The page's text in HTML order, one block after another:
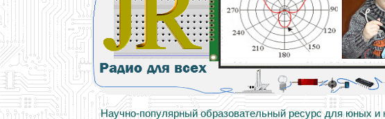
Основы электричества, учебные материалы и